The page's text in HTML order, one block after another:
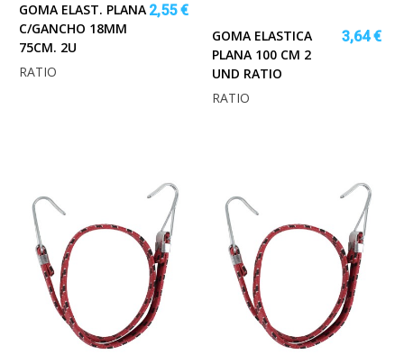
GOMA ELAST. PLANA
C/GANCHO 18MM
75CM. 2U
2,55 €
RATIO
GOMA ELASTICA
PLANA 100 CM 2
UND RATIO
3,64 €
RATIO